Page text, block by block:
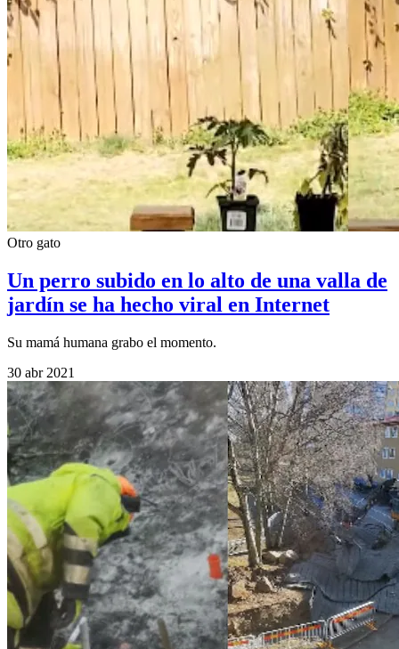
Otro gato
Un perro subido en lo alto de una valla de
jardín se ha hecho viral en Internet
Su mamá humana grabo el momento.
30 abr 2021